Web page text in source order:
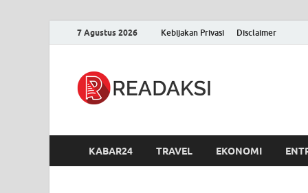
7 Agustus 2026 Kebijakan Privasi Disclaimer
KABAR24 TRAVEL EKONOMI